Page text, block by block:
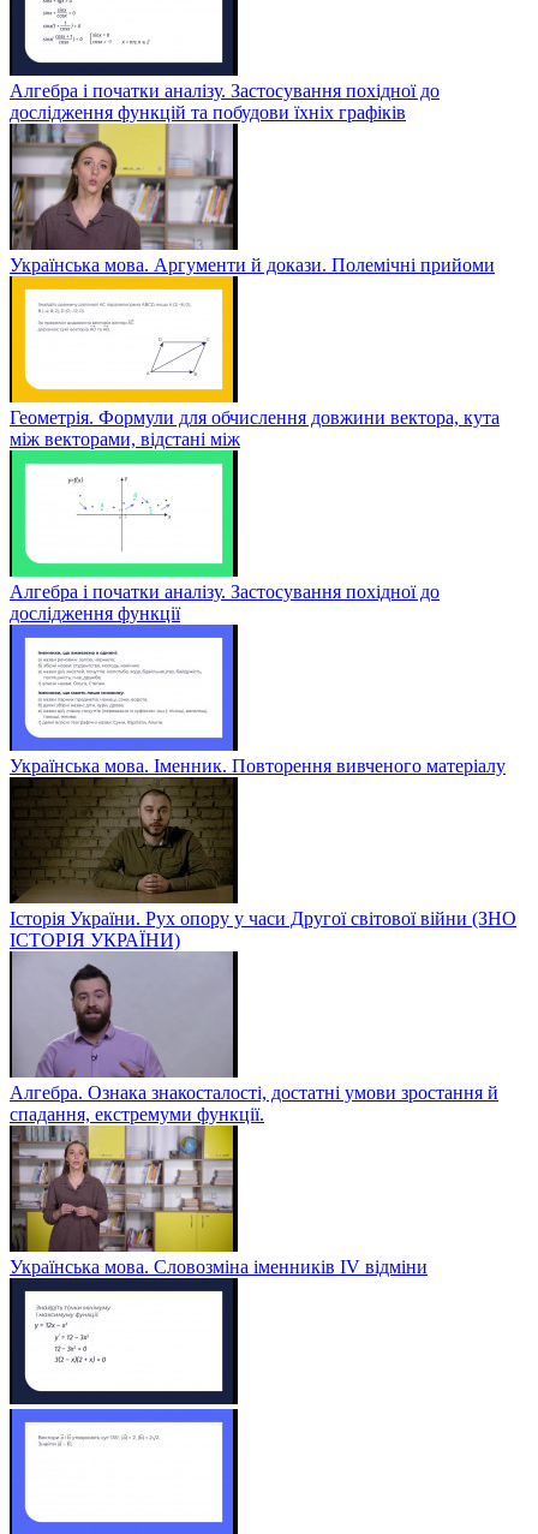
Алгебра і початки аналізу. Застосування похідної до
дослідження функцій та побудови їхніх графіків
Українська мова. Аргументи й докази. Полемічні прийоми
Геометрія. Формули для обчислення довжини вектора, кута
між векторами, відстані між
Алгебра і початки аналізу. Застосування похідної до
дослідження функції
Українська мова. Іменник. Повторення вивченого матеріалу
Історія України. Рух опору у часи Другої світової війни (ЗНО
ІСТОРІЯ УКРАЇНИ)
Алгебра. Ознака знакосталості, достатні умови зростання й
спадання, екстремуми функції.
Українська мова. Словозміна іменників ІV відміни